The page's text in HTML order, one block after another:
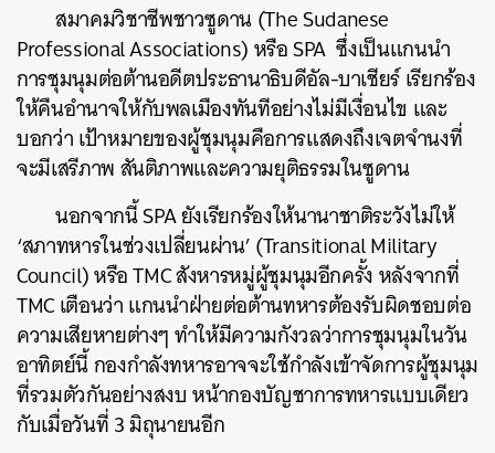
สมาคมวิชาชีพชาวซูดาน (The Sudanese
Professional Associations) หรือ SPA ซึ่งเป็นแกนนำ
การชุมนุมต่อต้านอดีตประธานาธิบดีอัล-บาเชียร์ เรียกร้อง
ให้คืนอำนาจให้กับพลเมืองทันทีอย่างไม่มีเงื่อนไข และ
บอกว่า เป้าหมายของผู้ชุมนุมคือการแสดงถึงเจตจำนงที่
จะมีเสรีภาพ สันติภาพและความยุติธรรมในซูดาน
นอกจากนี้ SPA ยังเรียกร้องให้นานาชาติระวังไม่ให้
‘สภาทหารในช่วงเปลี่ยนผ่าน’ (Transitional Military
Council) หรือ TMC สังหารหมู่ผู้ชุมนุมอีกครั้ง หลังจากที่
TMC เตือนว่า แกนนำฝ่ายต่อต้านทหารต้องรับผิดชอบต่อ
ความเสียหายต่างๆ ทำให้มีความกังวลว่าการชุมนุมในวัน
อาทิตย์นี้ กองกำลังทหารอาจจะใช้กำลังเข้าจัดการผู้ชุมนุม
ที่รวมตัวกันอย่างสงบ หน้ากองบัญชาการทหารแบบเดียว
กับเมื่อวันที่ 3 มิถุนายนอีก